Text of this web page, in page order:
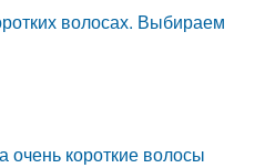
волосах. Выбираем
короткие волосы